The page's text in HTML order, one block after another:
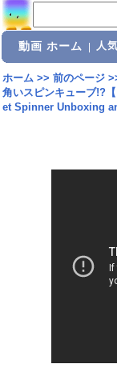
動画 ホーム 人
ホーム>> 前のページ
角いスピンキューブ!?
et Spinner Unboxing